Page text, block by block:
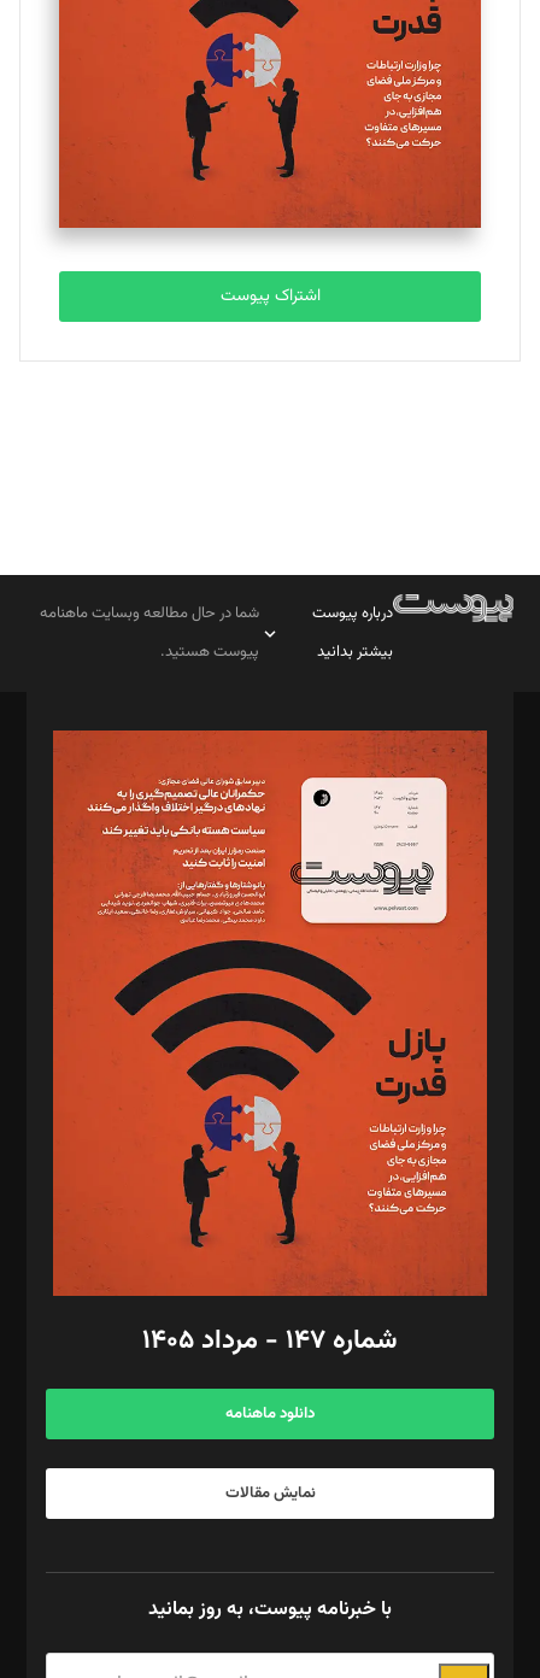
تحریریه
ملینا جعفری
تحریریه
مصطفی مسجدی آرانی
تحریریه
بابک نقاش
تحریریه
اشتراک پیوست
درباره پیوست
بیشتر بدانید
شما در حال مطالعه وبسایت ماهنامه
پیوست هستید.
مدیر مسئول: محمدباقر اثنی‌عشری
سردبیر: مهرک محمودی
دبیر تحریریه: میثم قاسمی
د‌بیر ناداستان: سمانه سمیع
د‌بیر خدمت و تجارت: ابوالفضل رجبی
د‌بیر حقوق فناوری: حسام‌الدین ایپکچی
د‌بیر پیوست جهان: مینا پاکدل
د‌بیر تحریریه آنلاین: بابک نقاش
تحریریه‌: مجتبی محمود‌ی، آرش برهمند، یسنا امان‌پور، سروش کرمیان،
مصطفی مسجدی آرانی، ابوالفضل رجبی، زهرا فکرانه، فائزه فتحی
رستمی،مصطفی باستان
ویرایش: نگار استاد‌‌آقا
طراح یونیفرم: مجید توکلی
فیلمبرداری و عکاسی: امیر شفیعی، مانی لطفی زاده
گرافیک و صفحه‌آرایی: سید‌سبحان‌علی ثابت
مد‌یر توسعه تجاری: کامبیز برید‌
امور مالی: شاپور رهبری، محمد‌ کاظمی‌نیا
آگهی و مشترکین: ۰۹۱۹۹۹۹۰۴۵۴
شماره ۱۴۷ - مرداد ۱۴۰۵
دانلود ماهنامه
نمایش مقالات
با خبرنامه پیوست، به روز بمانید